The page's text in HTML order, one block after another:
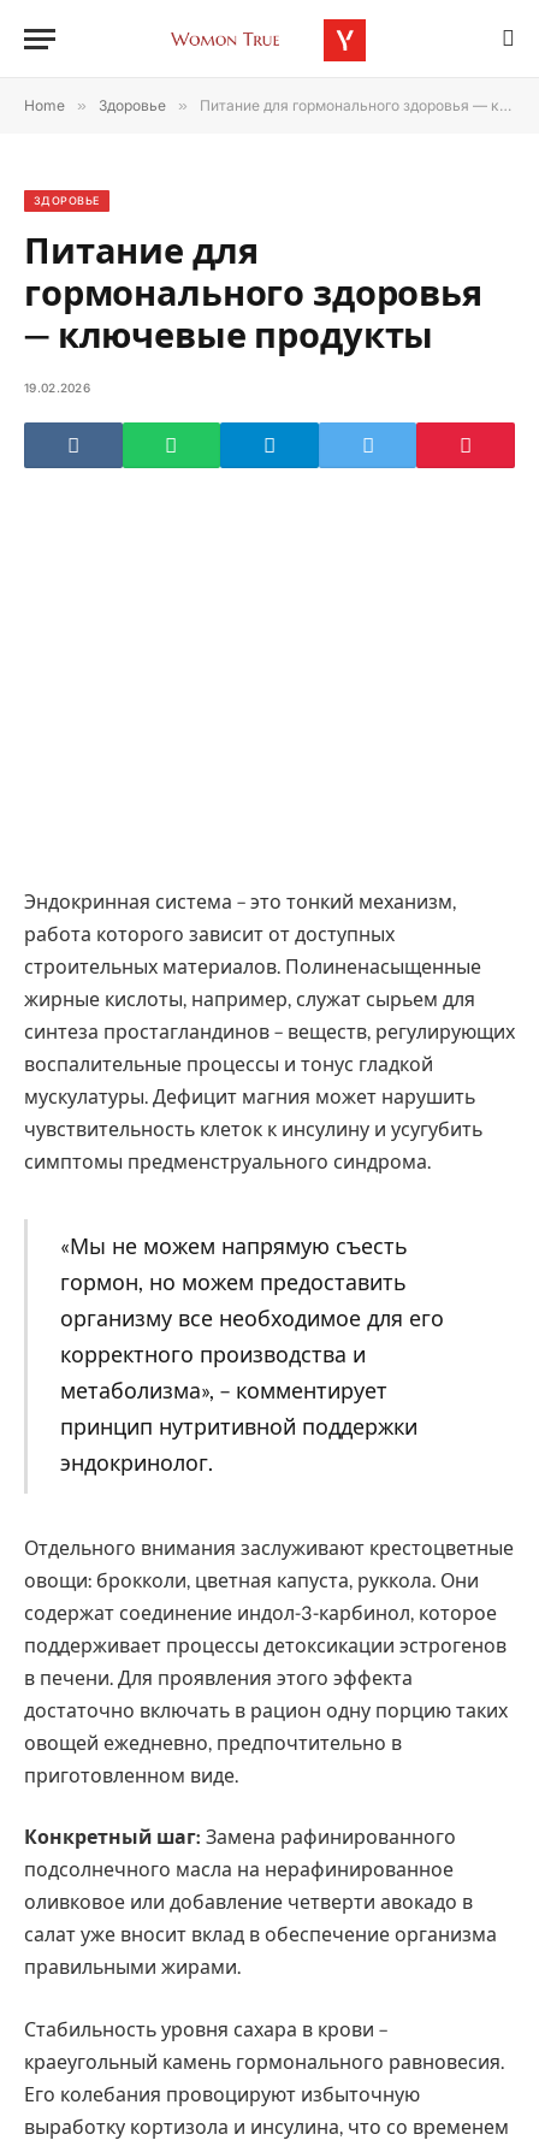
Home » Здоровье » Питание для гормонального здоровья — ключевые продукты
ЗДОРОВЬЕ
Питание для
гормонального здоровья
— ключевые продукты
19.02.2026
Эндокринная система – это тонкий механизм,
работа которого зависит от доступных
строительных материалов. Полиненасыщенные
жирные кислоты, например, служат сырьем для
синтеза простагландинов – веществ, регулирующих
воспалительные процессы и тонус гладкой
мускулатуры. Дефицит магния может нарушить
чувствительность клеток к инсулину и усугубить
симптомы предменструального синдрома.
«Мы не можем напрямую съесть
гормон, но можем предоставить
организму все необходимое для его
корректного производства и
метаболизма», – комментирует
принцип нутритивной поддержки
эндокринолог.
Отдельного внимания заслуживают крестоцветные
овощи: брокколи, цветная капуста, руккола. Они
содержат соединение индол-3-карбинол, которое
поддерживает процессы детоксикации эстрогенов
в печени. Для проявления этого эффекта
достаточно включать в рацион одну порцию таких
овощей ежедневно, предпочтительно в
приготовленном виде.
Конкретный шаг: Замена рафинированного
подсолнечного масла на нерафинированное
оливковое или добавление четверти авокадо в
салат уже вносит вклад в обеспечение организма
правильными жирами.
Стабильность уровня сахара в крови –
краеугольный камень гормонального равновесия.
Его колебания провоцируют избыточную
выработку кортизола и инсулина, что со временем